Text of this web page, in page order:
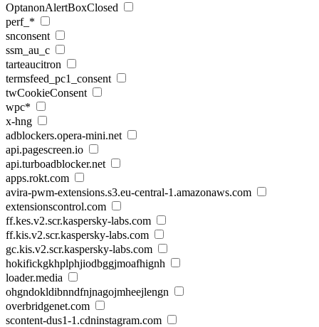
OptanonAlertBoxClosed
perf_*
snconsent
ssm_au_c
tarteaucitron
termsfeed_pc1_consent
twCookieConsent
wpc*
x-hng
adblockers.opera-mini.net
api.pagescreen.io
api.turboadblocker.net
apps.rokt.com
avira-pwm-extensions.s3.eu-central-1.amazonaws.com
extensionscontrol.com
ff.kes.v2.scr.kaspersky-labs.com
ff.kis.v2.scr.kaspersky-labs.com
gc.kis.v2.scr.kaspersky-labs.com
hokifickgkhplphjiodbggjmoafhignh
loader.media
ohgndokldibnndfnjnagojmheejlengn
overbridgenet.com
scontent-dus1-1.cdninstagram.com